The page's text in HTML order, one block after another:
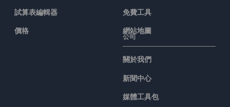
試算表編輯器
價格
免費工具
網站地圖
公司
關於我們
新聞中心
媒體工具包